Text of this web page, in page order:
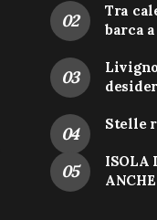
Tra
barca
Stelle
ISOLA
ANCHE